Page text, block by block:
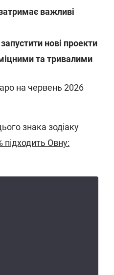
важливі
нові проекти
та тривалими
на червень 2026
знака зодіаку
підходить Овну: